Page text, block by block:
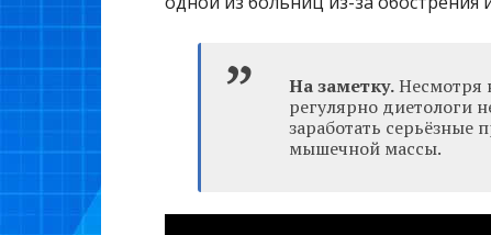
На заметку.Несмотря
регулярно диетологи
заработать
мышечной массы.